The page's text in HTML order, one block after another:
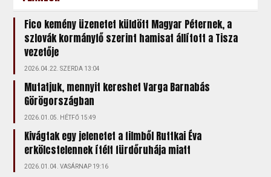
Fico kemény üzenetet küldött Magyar Péternek, a
szlovák kormányfő szerint hamisat állított a Tisza
vezetője
2026.04.22. SZERDA 13:04
Mutatjuk, mennyit kereshet Varga Barnabás
Görögországban
2026.01.05. HÉTFŐ 15:49
Kivágtak egy jelenetet a filmből Ruttkai Éva
erkölcstelennek ítélt fürdőruhája miatt
2026.01.04. VASÁRNAP 19:16